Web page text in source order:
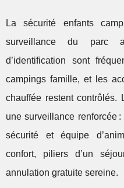
La sécurité enfants
surveillance du parc
d’identification sont
campings famille, et les
chauffée restent contrôlés.
une surveillance renforcée
sécurité et équipe
confort, piliers d’un
annulation gratuite sereine.